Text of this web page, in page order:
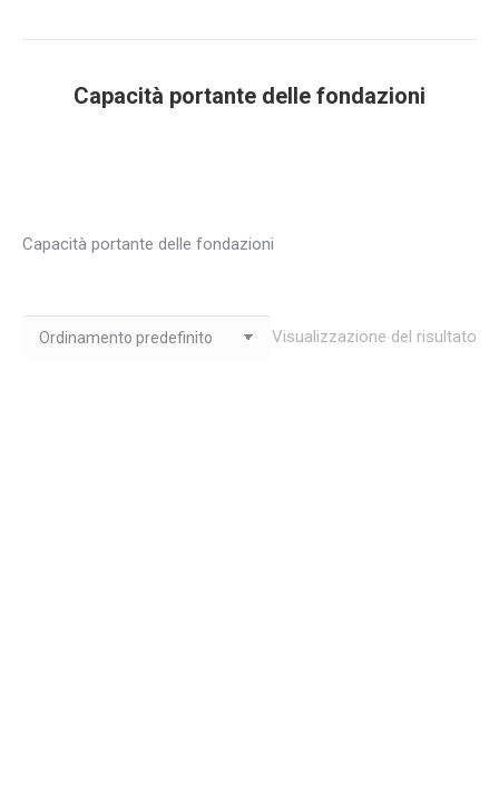
Capacità portante delle fondazioni
Capacità portante delle fondazioni
Visualizzazione del risultato